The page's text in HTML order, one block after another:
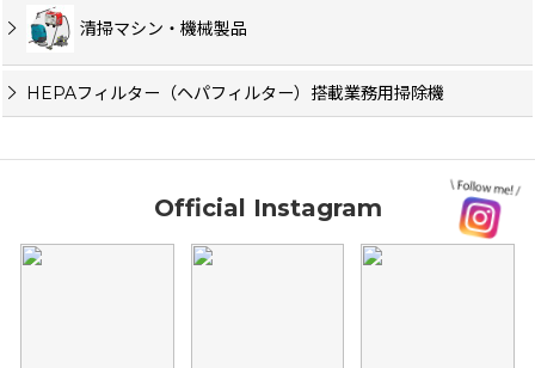
清掃マシン・機械製品
HEPAフィルター（ヘパフィルター）搭載業務用掃除機
Official Instagram